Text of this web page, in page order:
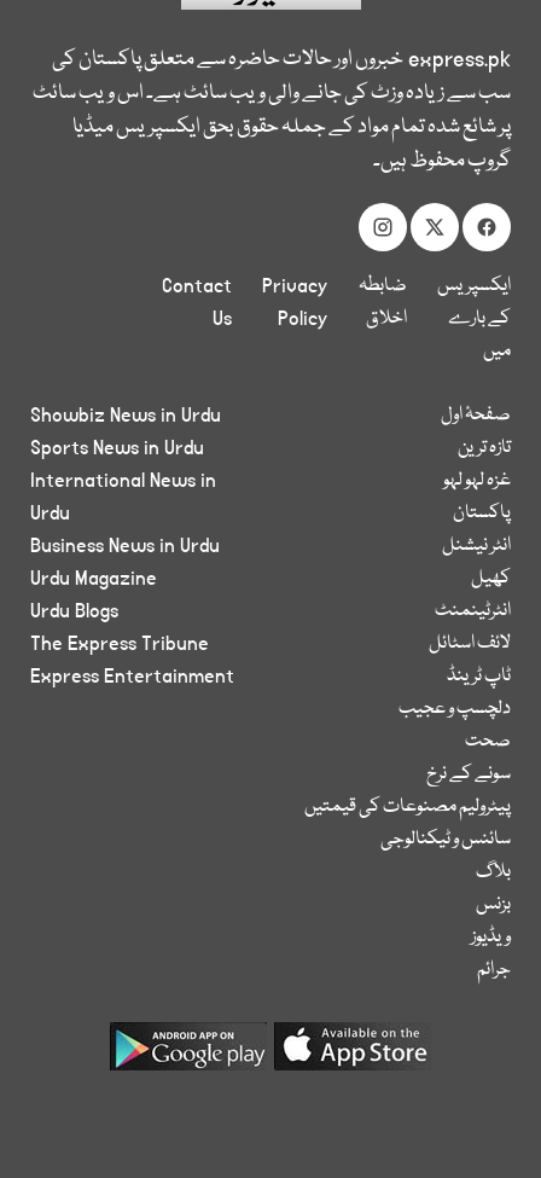
express.pkخبروں اور حالات حاضرہ سے متعلق پاکستان کی
سب سے زیادہ وزٹ کی جانے والی ویب سائٹ ہے۔ اس ویب سائٹ
پر شائع شدہ تمام مواد کے جملہ حقوق بحق ایکسپریس میڈیا
گروپ محفوظ ہیں۔
ایکسپریس
کے بارے
میں
ضابطہ
اخلاق
Privacy
Policy
Contact
Us
صفحۂ اول
تازہ ترین
غزہ لہو لہو
پاکستان
انٹر نیشنل
کھیل
انٹرٹینمنٹ
لائف اسٹائل
ٹاپ ٹرینڈ
دلچسپ و عجیب
صحت
سونے کے نرخ
پیٹرولیم مصنوعات کی قیمتیں
سائنس و ٹیکنالوجی
بلاگ
بزنس
ویڈیوز
جرائم
Showbiz News in Urdu
Sports News in Urdu
International News in
Urdu
Business News in Urdu
Urdu Magazine
Urdu Blogs
The Express Tribune
Express Entertainment